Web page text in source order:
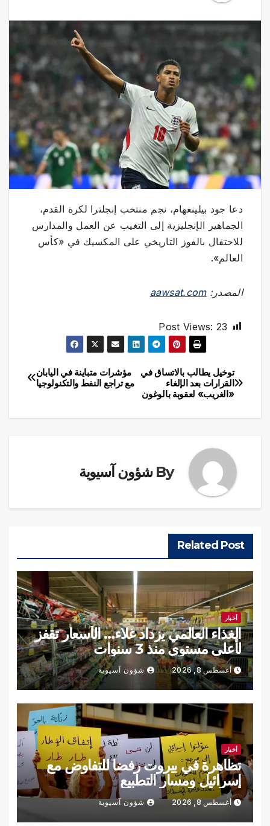
دعا جود بيلينغهام، نجم منتخب إنجلترا لكرة القدم،
الجماهير الإنجليزية إلى التغيب عن العمل والمدارس
للاحتفال بالفوز التاريخي على المكسيك في «كأس
العالم».
المصدر:aawsat.com
Post Views: 23
تصفّح
المقالات
مؤشرات متباينة في اليابان
مع تراجع النفط والتكنولوجيا
توخيل يطالب بالاتساق في
القرارات بعد الإلغاء
«الغريب» لعقوبة بالوغون
By شؤون آسيوية
Related Post
أخبار
الغذاء العالمي يزداد غلاء… الأسعار تقفز
لأعلى مستوى منذ 3 سنوات
أغسطس 8, 2026 شؤون آسيوية
أخبار
تظاهرة في بيروت رفضا للتفاوض مع
إسرائيل ومسار التطبيع
أغسطس 8, 2026 شؤون آسيوية